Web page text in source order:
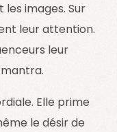
images. Sur
leur attention.
leur
Elle prime
le désir de